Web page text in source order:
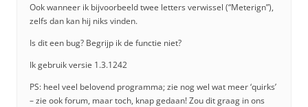
Ook wanneer ik bijvoorbeeld twee letters verwissel (“Meterign”),
zelfs dan kan hij niks vinden.
Is dit een bug? Begrijp ik de functie niet?
Ik gebruik versie 1.3.1242
PS: heel veel belovend programma; zie nog wel wat meer ‘quirks’
– zie ook forum, maar toch, knap gedaan! Zou dit graag in ons